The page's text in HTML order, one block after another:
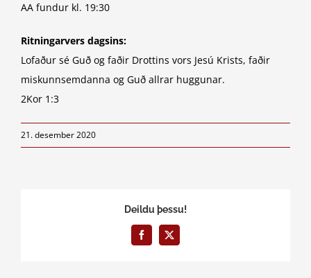
AA fundur kl. 19:30
Ritningarvers dagsins:
Lofaður sé Guð og faðir Drottins vors Jesú Krists, faðir
miskunnsemdanna og Guð allrar huggunar.
2Kor 1:3
21. desember 2020
Deildu þessu!
Facebook
X